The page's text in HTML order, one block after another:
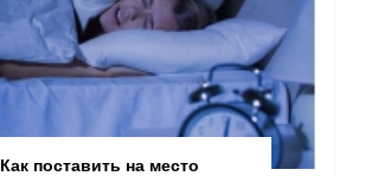
Как поставить на место